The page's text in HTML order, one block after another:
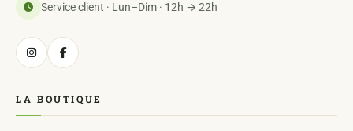
Service client · Lun–Dim · 12h → 22h
LA BOUTIQUE